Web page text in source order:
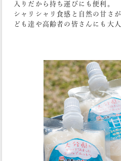
入りだから持ち運びにも便利。
シャリシャリ食感と自然の甘さ
ども達や高齢者の皆さんにも大人